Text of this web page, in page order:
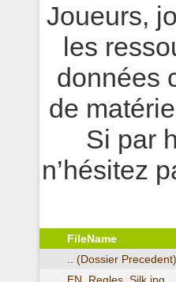
Joueurs,
les
données
de
Si par
n’hésitez
FileName
.. (Dossier Precedent)